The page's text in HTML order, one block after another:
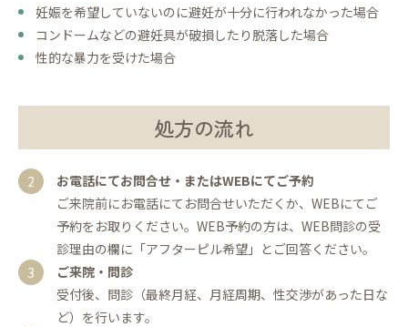
妊娠を希望していないのに避妊が十分に行われなかった場合
コンドームなどの避妊具が破損したり脱落した場合
性的な暴力を受けた場合
処方の流れ
お電話にてお問合せ・またはWEBにてご予約
ご来院前にお電話にてお問合せいただくか、WEBにてご
予約をお取りください。WEB予約の方は、WEB問診の受
診理由の欄に「アフターピル希望」とご回答ください。
ご来院・問診
受付後、問診（最終月経、月経周期、性交渉があった日な
ど）を行います。